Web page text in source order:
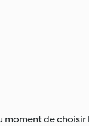
moment de choisir